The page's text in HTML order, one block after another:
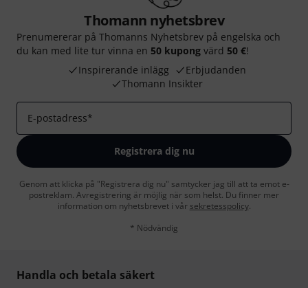
Thomann nyhetsbrev
Prenumererar på Thomanns Nyhetsbrev på engelska och
du kan med lite tur vinna en 50 kupong värd 50 €!
Inspirerande inlägg
Erbjudanden
Thomann Insikter
E-postadress*
Registrera dig nu
Genom att klicka på "Registrera dig nu" samtycker jag till att ta emot e-
postreklam. Avregistrering är möjlig när som helst. Du finner mer
information om nyhetsbrevet i vår sekretesspolicy.
* Nödvändig
Handla och betala säkert